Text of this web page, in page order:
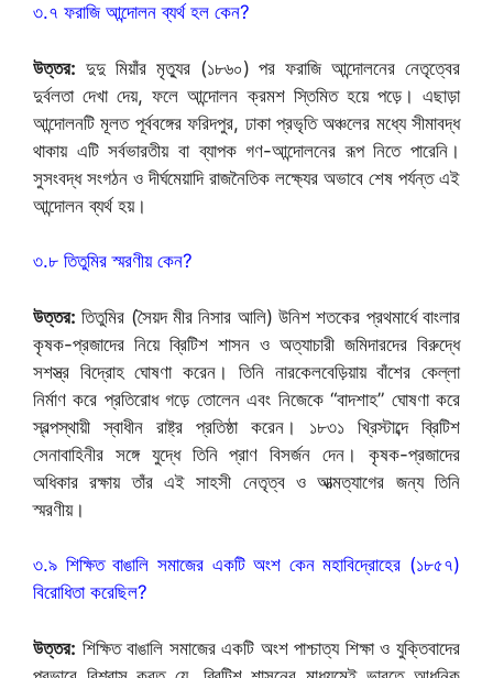
৩.৭ ফরাজি আন্দোলন ব্যর্থ হল কেন?
উত্তর: দুদু মিয়াঁর মৃত্যুর (১৮৬০) পর ফরাজি আন্দোলনের নেতৃত্বের
দুর্বলতা দেখা দেয়, ফলে আন্দোলন ক্রমশ স্তিমিত হয়ে পড়ে। এছাড়া
আন্দোলনটি মূলত পূর্ববঙ্গের ফরিদপুর, ঢাকা প্রভৃতি অঞ্চলের মধ্যে সীমাবদ্ধ
থাকায় এটি সর্বভারতীয় বা ব্যাপক গণ-আন্দোলনের রূপ নিতে পারেনি।
সুসংবদ্ধ সংগঠন ও দীর্ঘমেয়াদি রাজনৈতিক লক্ষ্যের অভাবে শেষ পর্যন্ত এই
আন্দোলন ব্যর্থ হয়।
৩.৮ তিতুমির স্মরণীয় কেন?
উত্তর: তিতুমির (সৈয়দ মীর নিসার আলি) উনিশ শতকের প্রথমার্ধে বাংলার
কৃষক-প্রজাদের নিয়ে ব্রিটিশ শাসন ও অত্যাচারী জমিদারদের বিরুদ্ধে
সশস্ত্র বিদ্রোহ ঘোষণা করেন। তিনি নারকেলবেড়িয়ায় বাঁশের কেল্লা
নির্মাণ করে প্রতিরোধ গড়ে তোলেন এবং নিজেকে “বাদশাহ” ঘোষণা করে
স্বল্পস্থায়ী স্বাধীন রাষ্ট্র প্রতিষ্ঠা করেন। ১৮৩১ খ্রিস্টাব্দে ব্রিটিশ
সেনাবাহিনীর সঙ্গে যুদ্ধে তিনি প্রাণ বিসর্জন দেন। কৃষক-প্রজাদের
অধিকার রক্ষায় তাঁর এই সাহসী নেতৃত্ব ও আত্মত্যাগের জন্য তিনি
স্মরণীয়।
৩.৯ শিক্ষিত বাঙালি সমাজের একটি অংশ কেন মহাবিদ্রোহের (১৮৫৭)
বিরোধিতা করেছিল?
উত্তর: শিক্ষিত বাঙালি সমাজের একটি অংশ পাশ্চাত্য শিক্ষা ও যুক্তিবাদের